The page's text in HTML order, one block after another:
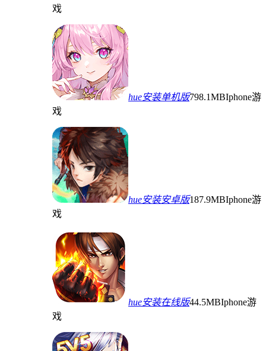
戏
hue安装单机版798.1MBIphone游
戏
hue安装安卓版187.9MBIphone游
戏
hue安装在线版44.5MBIphone游
戏